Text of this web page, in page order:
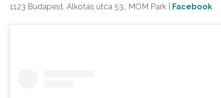
1123 Budapest, Alkotás utca 53., MOM Park | Facebook